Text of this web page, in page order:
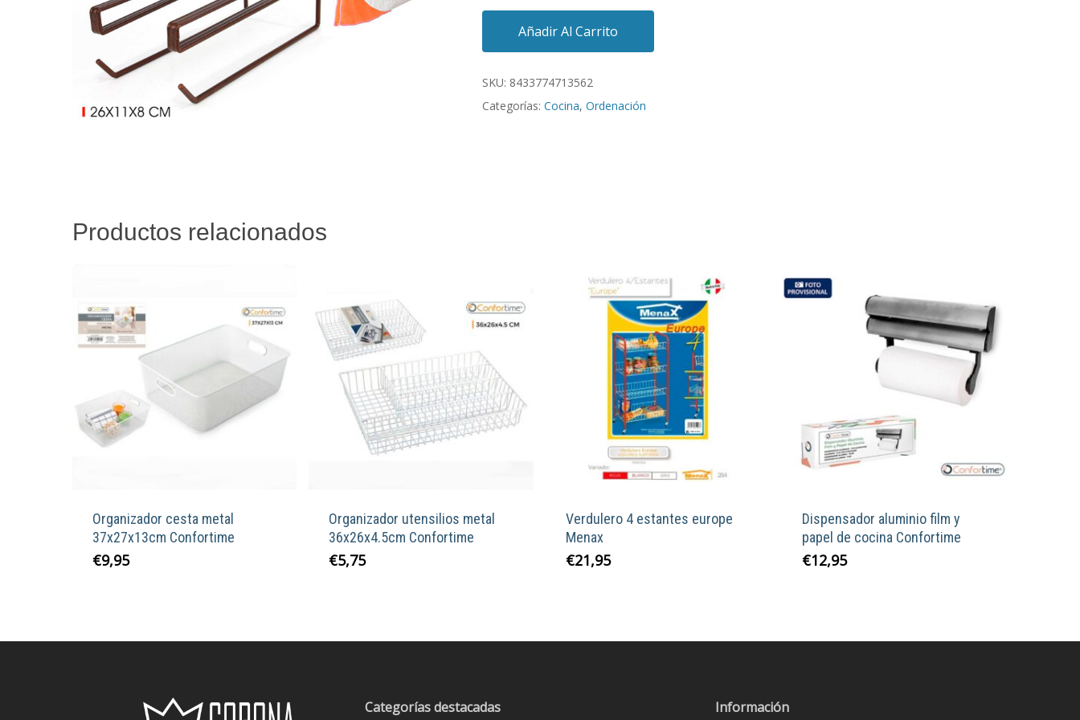
Añadir Al Carrito
SKU: 8433774713562
Categorías: Cocina, Ordenación
Productos relacionados
Organizador cesta metal
37x27x13cm Confortime
€9,95
Organizador utensilios metal
36x26x4.5cm Confortime
€5,75
Verdulero 4 estantes europe
Menax
€21,95
variantes.
Dispensador aluminio film y
papel de cocina Confortime
€12,95
Categorías destacadas Información